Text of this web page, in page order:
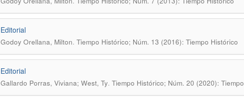
Editorial
Godoy Orellana, Milton. Tiempo Histórico; Núm. 13 (2016): Tiempo Histórico
Editorial
Gallardo Porras, Viviana; West, Ty. Tiempo Histórico; Núm. 20 (2020):